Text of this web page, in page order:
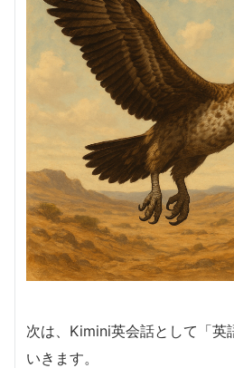
次は、Kimini英会話として「英
いきます。